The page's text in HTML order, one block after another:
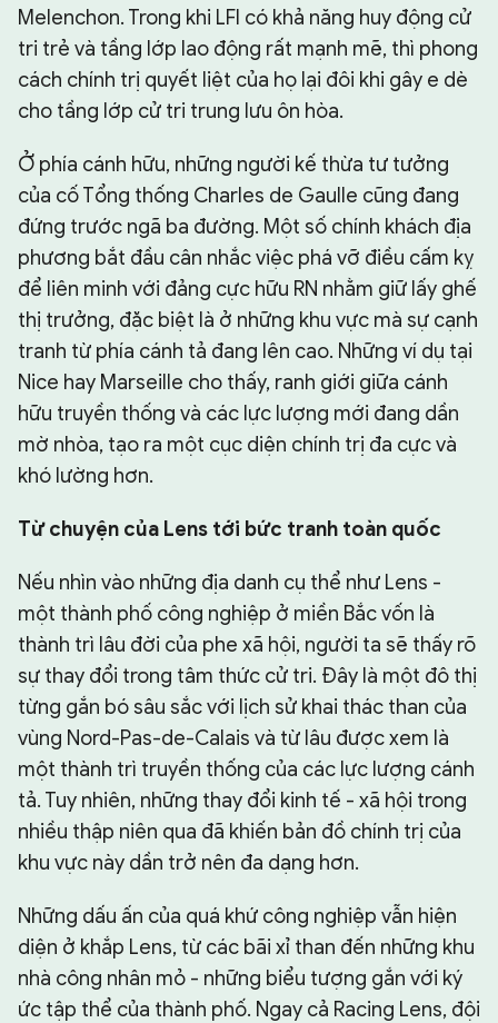
Melenchon. Trong khi LFI có khả năng huy động cử
tri trẻ và tầng lớp lao động rất mạnh mẽ, thì phong
cách chính trị quyết liệt của họ lại đôi khi gây e dè
cho tầng lớp cử tri trung lưu ôn hòa.
Ở phía cánh hữu, những người kế thừa tư tưởng
của cố Tổng thống Charles de Gaulle cũng đang
đứng trước ngã ba đường. Một số chính khách địa
phương bắt đầu cân nhắc việc phá vỡ điều cấm kỵ
để liên minh với đảng cực hữu RN nhằm giữ lấy ghế
thị trưởng, đặc biệt là ở những khu vực mà sự cạnh
tranh từ phía cánh tả đang lên cao. Những ví dụ tại
Nice hay Marseille cho thấy, ranh giới giữa cánh
hữu truyền thống và các lực lượng mới đang dần
mờ nhòa, tạo ra một cục diện chính trị đa cực và
khó lường hơn.
Từ chuyện của Lens tới bức tranh toàn quốc
Nếu nhìn vào những địa danh cụ thể như Lens -
một thành phố công nghiệp ở miền Bắc vốn là
thành trì lâu đời của phe xã hội, người ta sẽ thấy rõ
sự thay đổi trong tâm thức cử tri. Đây là một đô thị
từng gắn bó sâu sắc với lịch sử khai thác than của
vùng Nord-Pas-de-Calais và từ lâu được xem là
một thành trì truyền thống của các lực lượng cánh
tả. Tuy nhiên, những thay đổi kinh tế - xã hội trong
nhiều thập niên qua đã khiến bản đồ chính trị của
khu vực này dần trở nên đa dạng hơn.
Những dấu ấn của quá khứ công nghiệp vẫn hiện
diện ở khắp Lens, từ các bãi xỉ than đến những khu
nhà công nhân mỏ - những biểu tượng gắn với ký
ức tập thể của thành phố. Ngay cả Racing Lens, đội